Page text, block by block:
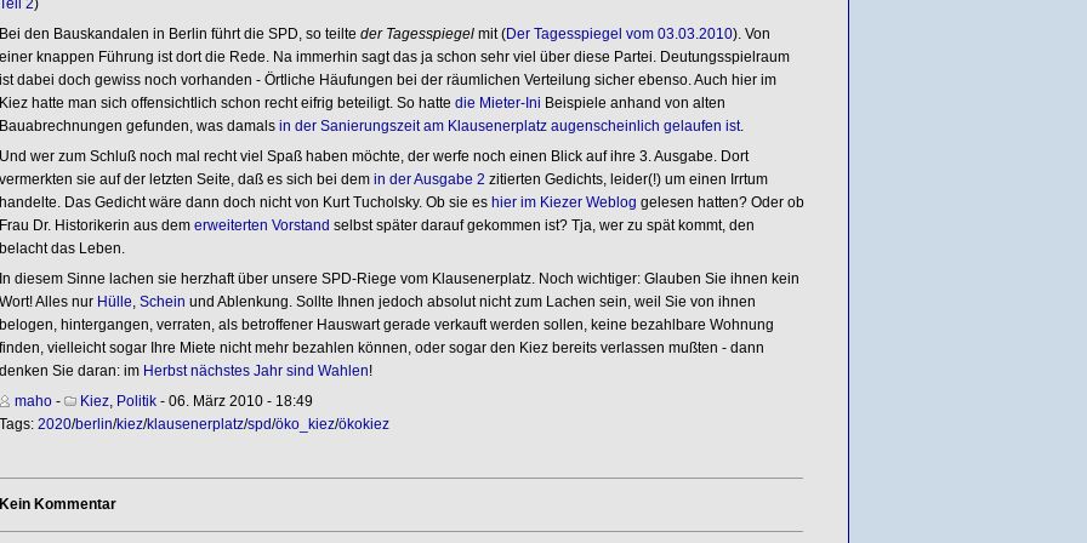
den Bauskandalen in Berlin führt die SPD, so teilte der Tagesspiegelmit (Der Tagesspiegel vom 03.03.2010). Von
knappen Führung ist dort die Rede. Na immerhin sagt das ja schon sehr viel über diese Partei. Deutungsspielraum
dabei doch gewiss noch vorhanden - Örtliche Häufungen bei der räumlichen Verteilung sicher ebenso. Auch hier im
hatte man sich offensichtlich schon recht eifrig beteiligt. So hatte die Mieter-Ini Beispiele anhand von alten
gefunden, was damals in der Sanierungszeit am Klausenerplatz augenscheinlich gelaufen ist.
wer zum Schluß noch mal recht viel Spaß haben möchte, der werfe noch einen Blick auf ihre 3. Ausgabe. Dort
sie auf der letzten Seite, daß es sich bei dem in der Ausgabe 2 zitierten Gedichts, leider(!) um einen Irrtum
Das Gedicht wäre dann doch nicht von Kurt Tucholsky. Ob sie es hier im Kiezer Weblog gelesen hatten? Oder ob
Dr. Historikerin aus demerweiterten Vorstand selbst später darauf gekommen ist? Tja, wer zu spät kommt, den
das Leben.
diesem Sinne lachen sie herzhaft über unsere SPD-Riege vom Klausenerplatz. Noch wichtiger: Glauben Sie ihnen kein
Alles nur Hülle Schein und Ablenkung. Sollte Ihnen jedoch absolut nicht zum Lachen sein, weil Sie von ihnen
hintergangen, verraten, als betroffener Hauswart gerade verkauft werden sollen, keine bezahlbare Wohnung
vielleicht sogar Ihre Miete nicht mehr bezahlen können, oder sogar den Kiez bereits verlassen mußten - dann
Sie daran: im Herbst nächstes Jahr sind Wahlen!
maho- Kiez, Politik- 06. März 2010 - 18:49
2020/berlin/kiez/klausenerplatz/spd/öko_kiez/ökokiez
Kommentar